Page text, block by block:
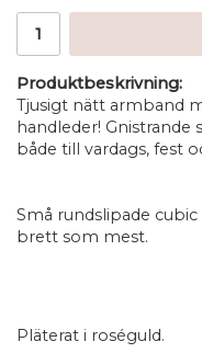
Produktbeskrivning:
Tjusigt nätt armband
handleder! Gnistrande
både till vardags, fest
Små rundslipade
brett som mest.
Pläterat i roséguld.